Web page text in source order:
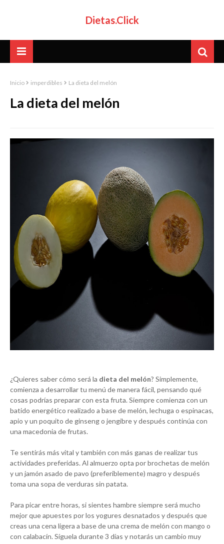
Dietas.Click
Inicio imperdibles La dieta del melón
La dieta del melón
¿Quieres saber cómo será la dieta del melón? Simplemente,
comienza a desarrollar tu menú de manera fácil, pensando qué
cosas podrías preparar con esta fruta. Siempre comienza con un
batido energético realizado a base de melón, lechuga o espinacas,
apio y un poquito de ginseng o jengibre y después continúa con
una macedonia de frutas.
Te sentirás más vital y también con más ganas de realizar tus
actividades preferidas. Al almuerzo opta por brochetas de melón
y un jamón asado de pavo (preferiblemente) magro y después
toma una sopa de verduras sin patata.
Para picar entre horas, si sientes hambre siempre será mucho
mejor que apuestes por los yogures desnatados y después que
creas una cena ligera a base de una crema de melón con mango o
con calabacín. Síguela durante 3 días y notarás un cambio muy